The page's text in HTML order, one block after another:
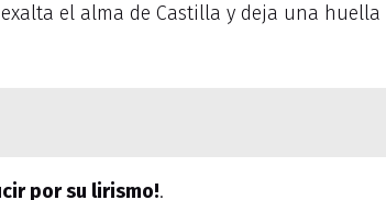
el alma de Castilla y deja una
por su lirismo!.